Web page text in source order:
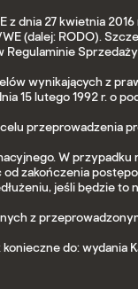
dnia 27 kwietnia 2016
(dalej: RODO).
Regulaminie
wynikających z
15 lutego 1992 r. o
przeprowadzenia
W przypadku
zakończenia
jeśli będzie to
z
do: wydania